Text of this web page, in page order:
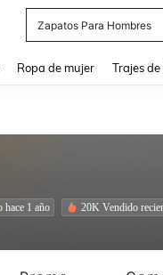
Zapatos Blancos
Ropa de mujer Trajes
hace 1 año 20K Vendido